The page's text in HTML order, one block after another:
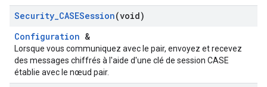
Security_CASESession(void)
Configuration &
Lorsque vous communiquez avec le pair, envoyez et recevez
des messages chiffrés à l'aide d'une clé de session CASE
établie avec le nœud pair.